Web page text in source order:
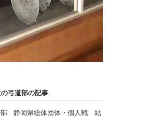
弓道部の記事
部 静岡県総体団体・個人戦 結